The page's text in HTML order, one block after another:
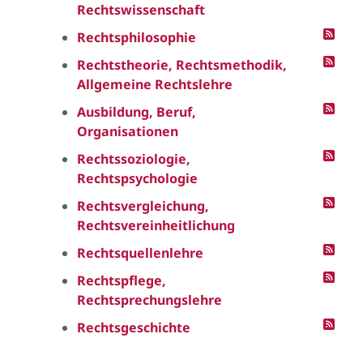
Rechtswissenschaft
Rechtsphilosophie
Rechtstheorie, Rechtsmethodik,
Allgemeine Rechtslehre
Ausbildung, Beruf,
Organisationen
Rechtssoziologie,
Rechtspsychologie
Rechtsvergleichung,
Rechtsvereinheitlichung
Rechtsquellenlehre
Rechtspflege,
Rechtsprechungslehre
Rechtsgeschichte